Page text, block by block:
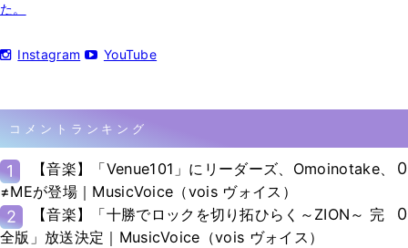
た。
Instagram YouTube
コメントランキング
1
【音楽】「Venue101」にリーダーズ、Omoinotake、
≠MEが登場｜MusicVoice（vois ヴォイス）
0
2
【音楽】「十勝でロックを切り拓ひらく～ZION～ 完
全版」放送決定｜MusicVoice（vois ヴォイス）
0